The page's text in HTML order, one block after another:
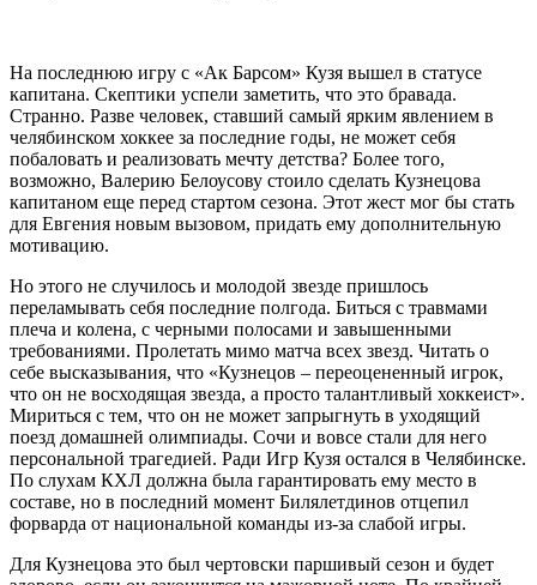
На последнюю игру с «Ак Барсом» Кузя вышел в статусе
капитана. Скептики успели заметить, что это бравада.
Странно. Разве человек, ставший самый ярким явлением в
челябинском хоккее за последние годы, не может себя
побаловать и реализовать мечту детства? Более того,
возможно, Валерию Белоусову стоило сделать Кузнецова
капитаном еще перед стартом сезона. Этот жест мог бы стать
для Евгения новым вызовом, придать ему дополнительную
мотивацию.
Но этого не случилось и молодой звезде пришлось
переламывать себя последние полгода. Биться с травмами
плеча и колена, с черными полосами и завышенными
требованиями. Пролетать мимо матча всех звезд. Читать о
себе высказывания, что «Кузнецов – переоцененный игрок,
что он не восходящая звезда, а просто талантливый хоккеист».
Мириться с тем, что он не может запрыгнуть в уходящий
поезд домашней олимпиады. Сочи и вовсе стали для него
персональной трагедией. Ради Игр Кузя остался в Челябинске.
По слухам КХЛ должна была гарантировать ему место в
составе, но в последний момент Билялетдинов отцепил
форварда от национальной команды из-за слабой игры.
Для Кузнецова это был чертовски паршивый сезон и будет